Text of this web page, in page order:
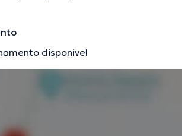
disponível